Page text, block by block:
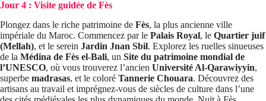
Jour 4 : Visite guidée de Fès
Plongez dans le riche patrimoine de Fès, la plus ancienne ville
impériale du Maroc. Commencez par le Palais Royal, le Quartier juif
(Mellah), et le serein Jardin Jnan Sbil. Explorez les ruelles sinueuses
de la Médina de Fès el-Bali, un Site du patrimoine mondial de
l’UNESCO, où vous trouverez l’ancien Université Al-Qarawiyyin,
superbe madrasas, et le coloré Tannerie Chouara. Découvrez des
artisans au travail et imprégnez-vous de siècles de culture dans l’une